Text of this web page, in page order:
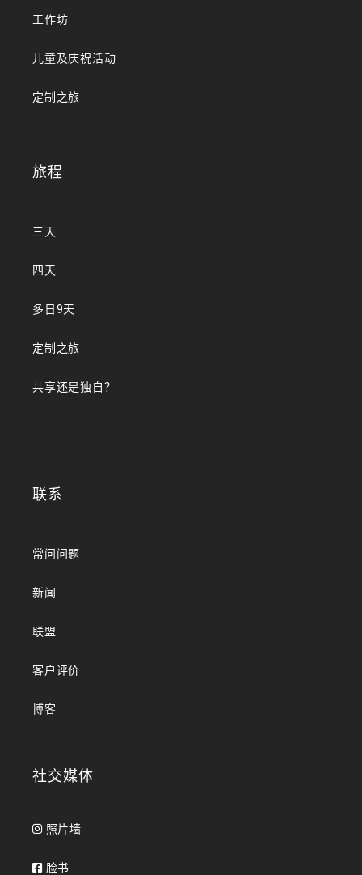
工作坊
儿童及庆祝活动
定制之旅
旅程
三天
四天
多日9天
定制之旅
共享还是独自？
联系
常问问题
新闻
联盟
客户评价
博客
社交媒体
照片墙
脸书